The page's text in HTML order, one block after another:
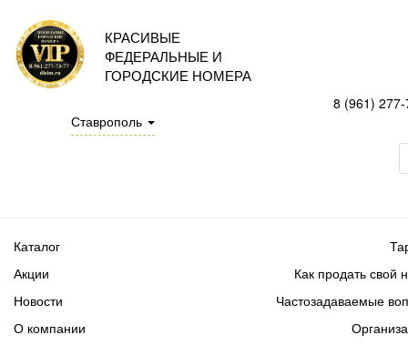
КРАСИВЫЕ
ФЕДЕРАЛЬНЫЕ И
ГОРОДСКИЕ НОМЕРА
Ставрополь
8 (961)
Каталог
Акции
Новости
Как продать свой
Частозадаваемые
О компании